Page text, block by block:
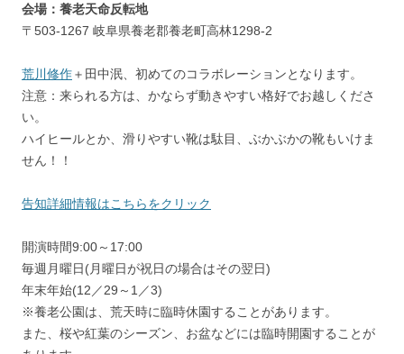
会場：養老天命反転地
〒503-1267 岐阜県養老郡養老町高林1298-2
荒川修作＋田中泯、初めてのコラボレーションとなります。
注意：来られる方は、かならず動きやすい格好でお越しくださ
い。
ハイヒールとか、滑りやすい靴は駄目、ぶかぶかの靴もいけま
せん！！
告知詳細情報はこちらをクリック
開演時間9:00～17:00
毎週月曜日(月曜日が祝日の場合はその翌日)
年末年始(12／29～1／3)
※養老公園は、荒天時に臨時休園することがあります。
また、桜や紅葉のシーズン、お盆などには臨時開園することが